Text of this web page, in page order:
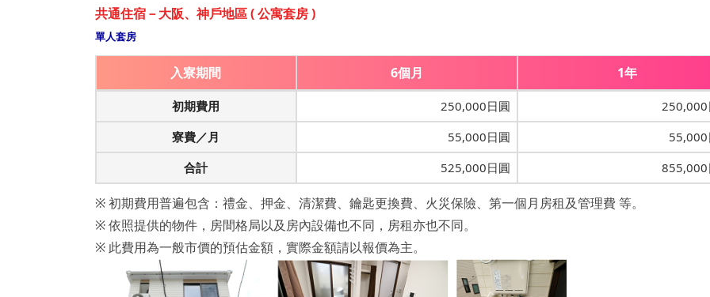
共通住宿－大阪、神戶地區 ( 公寓套房 )
單人套房
入寮期間 6個月 1年
初期費用 250,000日圓
250,000
寮費／月
55,000日圓
55,000
合計
525,000日圓 855,000
※ 初期費用普遍包含：禮金、押金、清潔費、鑰匙更換費、火災保險、第一個月房租及管理費 等。
※ 依照提供的物件，房間格局以及房內設備也不同，房租亦也不同。
※ 此費用為一般市價的預估金額，實際金額請以報價為主。